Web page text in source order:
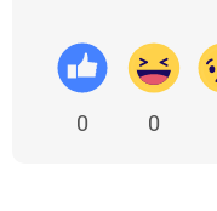
0 0